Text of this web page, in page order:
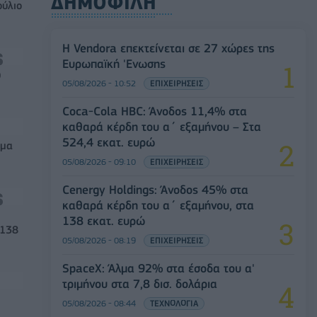
Η Vendora επεκτείνεται σε 27 χώρες της
Ευρωπαϊκή 'Ενωσης
05/08/2026 - 10:52 ΕΠΙΧΕΙΡΗΣΕΙΣ
Coca-Cola HBC: Άνοδος 11,4% στα
καθαρά κέρδη του α΄ εξαμήνου – Στα
524,4 εκατ. ευρώ
05/08/2026 - 09:10 ΕΠΙΧΕΙΡΗΣΕΙΣ
Cenergy Holdings: Άνοδος 45% στα
καθαρά κέρδη του α΄ εξαμήνου, στα
138 εκατ. ευρώ
05/08/2026 - 08:19 ΕΠΙΧΕΙΡΗΣΕΙΣ
SpaceX: Άλμα 92% στα έσοδα του α'
τριμήνου στα 7,8 δισ. δολάρια
05/08/2026 - 08:44 ΤΕΧΝΟΛΟΓΙΑ